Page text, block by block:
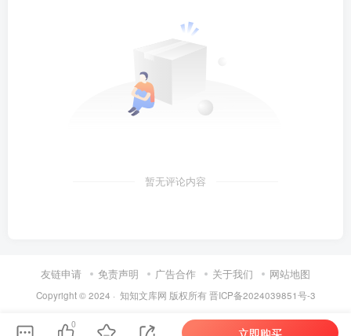
暂无评论内容
友链申请 免责声明 广告合作 关于我们 网站地图
Copyright © 2024 · 知知文库网 版权所有晋ICP备2024039851号-3
0
立即购买